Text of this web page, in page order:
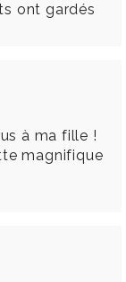
ont gardés
à ma fille !
magnifique